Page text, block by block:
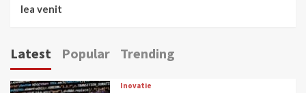
lea venit
Latest Popular Trending
Inovatie